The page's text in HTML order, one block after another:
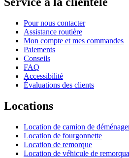
Pour nous contacter
Assistance routière
Mon compte et mes commandes
Paiements
Conseils
FAQ
Accessibilité
Évaluations des clients
Locations
Location de camion de
Location de fourgonnette
Location de remorque
Location de véhicule de